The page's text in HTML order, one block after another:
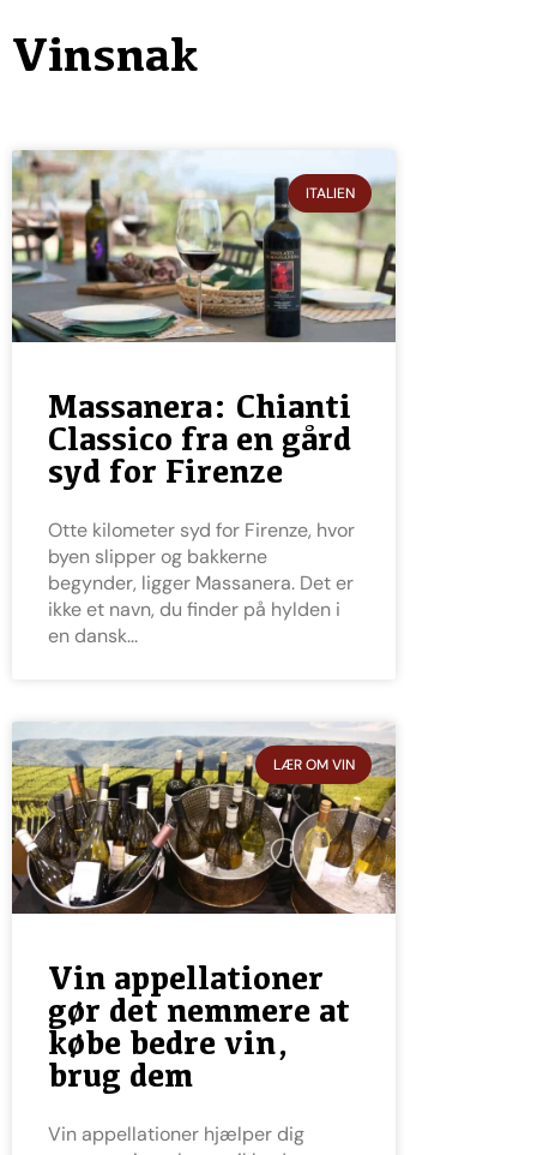
Vinsnak
ITALIEN
Massanera: Chianti
Classico fra en gård
syd for Firenze
Otte kilometer syd for Firenze, hvor
byen slipper og bakkerne
begynder, ligger Massanera. Det er
ikke et navn, du finder på hylden i
en dansk
LÆR OM VIN
Vin appellationer
gør det nemmere at
købe bedre vin,
brug dem
Vin appellationer hjælper dig